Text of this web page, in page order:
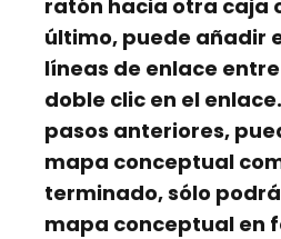
ratón hacia otra caja
último, puede añadir
líneas de enlace
doble clic en el
pasos anteriores,
mapa conceptual
terminado, sólo
mapa conceptual en